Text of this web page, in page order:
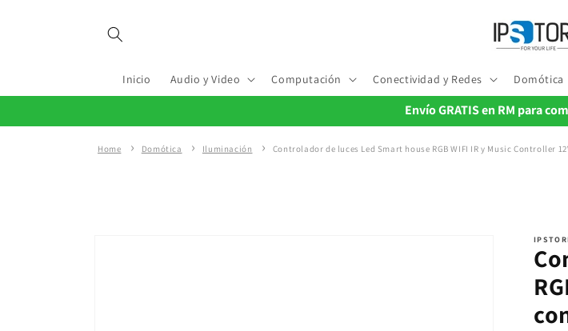
Inicio Audio y Video Computación Conectividad y Redes Domótica
Envío GRATIS en RM para
Home Domótica Iluminación Controlador de luces Led Smart house RGB WIFI IR y Music Controller